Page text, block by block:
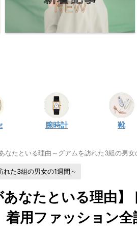
腕時計 靴
なたといる理由～グアムを訪れた3組の男女
た3組の男女の1週間～
なたといる理由】
着用ファッション